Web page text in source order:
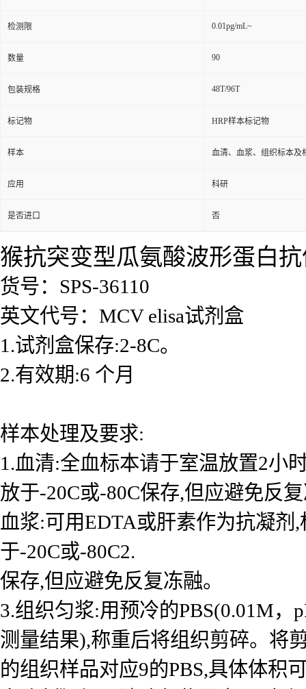
检测限 0.01pg/mL~
数量 90
包装规格 48T/96T
标记物 HRP样本标记物
样本 血清、血浆、组织标本及
应用 科研
是否进口 否
猴抗突变型瓜氨酸波形蛋白
货号：SPS-36110
英文代号：MCV elisa试剂盒
1.试剂盒保存:2-8C。
2.有效期:6 个月
样本处理及要求:
1.血清:全血标本请于室温放置2小
放于-20C或-80C保存,但应避免反
血浆:可用EDTA或肝素作为抗凝剂
于-20C或-80C2.
保存,但应避免反复冻融。
3.组织匀浆:用预冷的PBS(0.01M
测量结果),称重后将组织剪碎。将
的组织样品对应9的PBS,具体体积